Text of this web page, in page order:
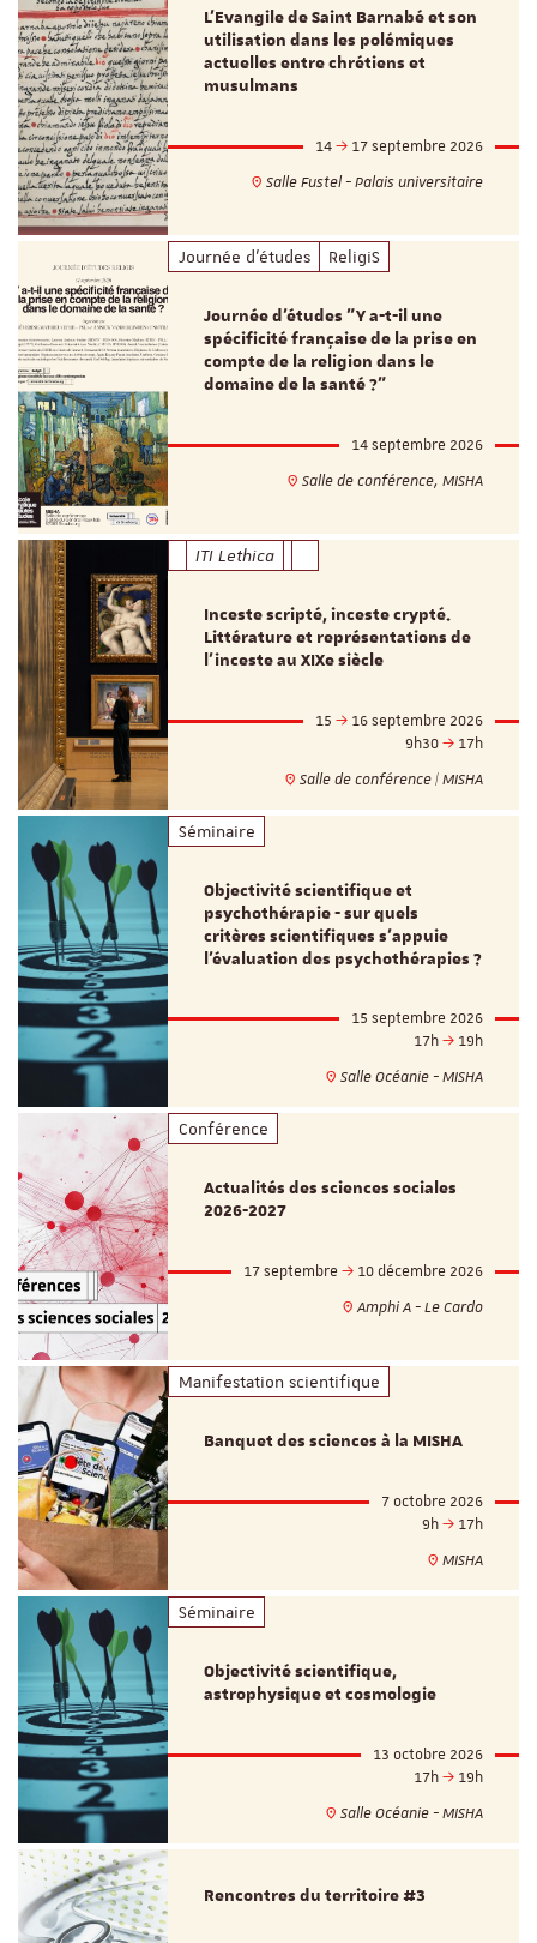
L’Evangile de Saint Barnabé et son
utilisation dans les polémiques
actuelles entre chrétiens et
musulmans
14
17 septembre 2026
Salle Fustel - Palais universitaire
Journée d'études ReligiS
Journée d’études "Y a-t-il une
spécificité française de la prise en
compte de la religion dans le
domaine de la santé ?"
14 septembre 2026
Salle de conférence, MISHA
ITI Lethica
Inceste scripté, inceste crypté.
Littérature et représentations de
l’inceste au XIXe siècle
15
16 septembre 2026
9h30
17h
Salle de conférence | MISHA
Séminaire
Objectivité scientifique et
psychothérapie - sur quels
critères scientifiques s'appuie
l'évaluation des psychothérapies ?
15 septembre 2026
17h
19h
Salle Océanie - MISHA
Conférence
Actualités des sciences sociales
2026-2027
17 septembre
10 décembre 2026
Amphi A - Le Cardo
Manifestation scientifique
Banquet des sciences à la MISHA
7 octobre 2026
9h
17h
MISHA
Séminaire
Objectivité scientifique,
astrophysique et cosmologie
13 octobre 2026
17h
19h
Salle Océanie - MISHA
Rencontres du territoire #3